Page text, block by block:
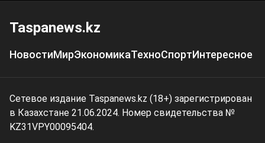
Taspanews.kz
НовостиМирЭкономикаТехноСпортИнтересное
Сетевое издание Taspanews.kz (18+) зарегистрирован
в Казахстане 21.06.2024. Номер свидетельства №
KZ31VPY00095404.